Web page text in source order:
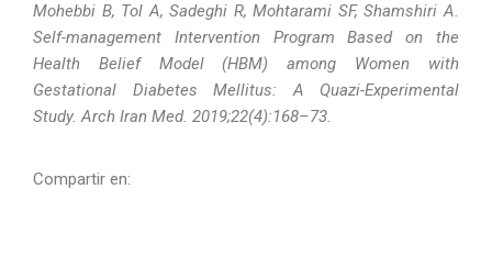
Mohebbi B, Tol A, Sadeghi R, Mohtarami SF, Shamshiri A.
Self-management Intervention Program Based on the
Health Belief Model (HBM) among Women with
Gestational Diabetes Mellitus: A Quazi-Experimental
Study. Arch Iran Med. 2019;22(4):168–73.
Compartir en: